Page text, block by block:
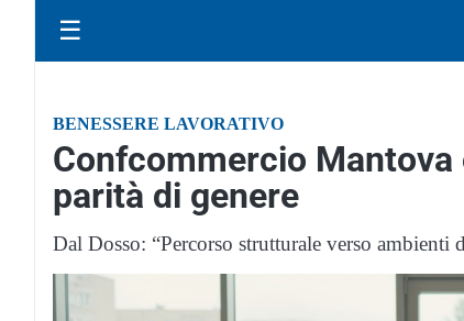
☰
BENESSERE LAVORATIVO
Confcommercio
parità di genere
Dal Dosso: “Percorso strutturale verso